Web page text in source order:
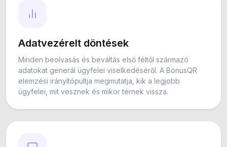
Adatvezérelt döntések
Minden beolvasás és beváltás első féltől származó
adatokat generál ügyfelei viselkedéséről. A BonusQR
elemzési irányítópultja megmutatja, kik a legjobb
ügyfelei, mit vesznek és mikor térnek vissza.